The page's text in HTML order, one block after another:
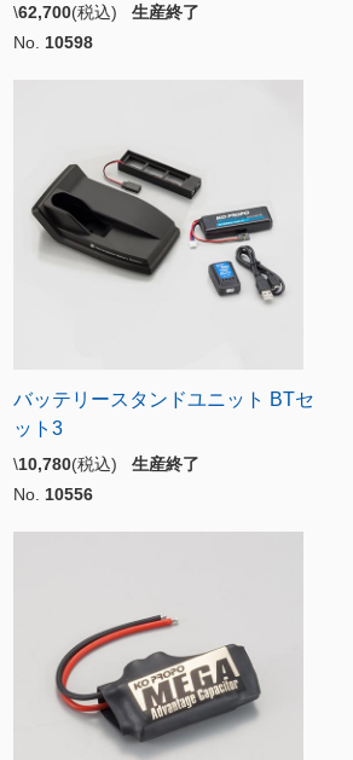
\62,700(税込) 生産終了
No. 10598
バッテリースタンドユニット BTセ
ット3
\10,780(税込) 生産終了
No. 10556